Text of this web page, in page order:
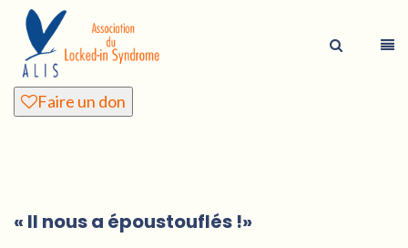
Faire un don
« Il nous a époustouflés !»